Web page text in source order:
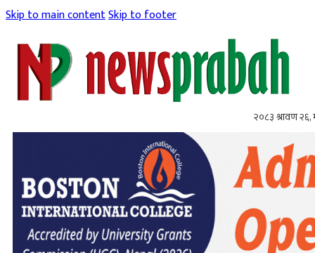
Skip to main contentSkip to footer
२०८३ श्रावण